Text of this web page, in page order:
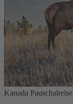
Kanada Pauschalreise